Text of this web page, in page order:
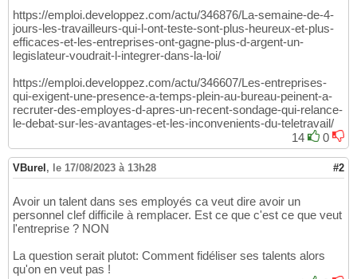
https://emploi.developpez.com/actu/346876/La-semaine-de-4-
jours-les-travailleurs-qui-l-ont-teste-sont-plus-heureux-et-plus-
efficaces-et-les-entreprises-ont-gagne-plus-d-argent-un-
legislateur-voudrait-l-integrer-dans-la-loi/
https://emploi.developpez.com/actu/346607/Les-entreprises-
qui-exigent-une-presence-a-temps-plein-au-bureau-peinent-a-
recruter-des-employes-d-apres-un-recent-sondage-qui-relance-
le-debat-sur-les-avantages-et-les-inconvenients-du-teletravail/
14
0
VBurel , le 17/08/2023 à 13h28 #2
Avoir un talent dans ses employés ca veut dire avoir un
personnel clef difficile à remplacer. Est ce que c'est ce que veut
l'entreprise ? NON
La question serait plutot: Comment fidéliser ses talents alors
qu'on en veut pas !